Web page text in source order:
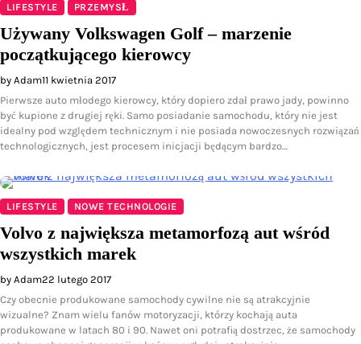
LIFESTYLE PRZEMYSŁ
Używany Volkswagen Golf – marzenie
początkującego kierowcy
by Adam11 kwietnia 2017
Pierwsze auto młodego kierowcy, który dopiero zdał prawo jady, powinno
być kupione z drugiej ręki. Samo posiadanie samochodu, który nie jest
idealny pod względem technicznym i nie posiada nowoczesnych rozwiązań
technologicznych, jest procesem inicjacji będącym bardzo…
LIFESTYLE NOWE TECHNOLOGIE
Volvo z największa metamorfozą aut wśród
wszystkich marek
by Adam22 lutego 2017
Czy obecnie produkowane samochody cywilne nie są atrakcyjnie
wizualne? Znam wielu fanów motoryzacji, którzy kochają auta
produkowane w latach 80 i 90. Nawet oni potrafią dostrzec, że samochody